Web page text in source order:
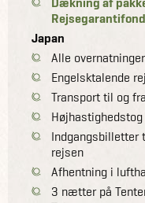
Japan
Alle overnatninger
Engelsktalende
Transport til og
Højhastighedstog
Indgangsbilletter
rejsen
Afhentning i
3 nætter på